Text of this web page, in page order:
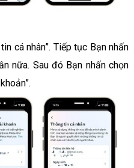
cá nhân”. Tiếp tục Bạn nhấn
nữa. Sau đó Bạn nhấn chọn